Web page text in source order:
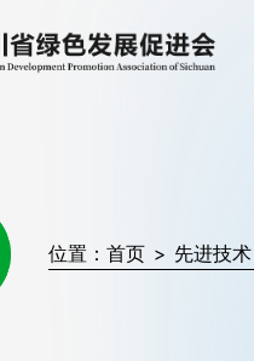
位置：首页 > 先进技术